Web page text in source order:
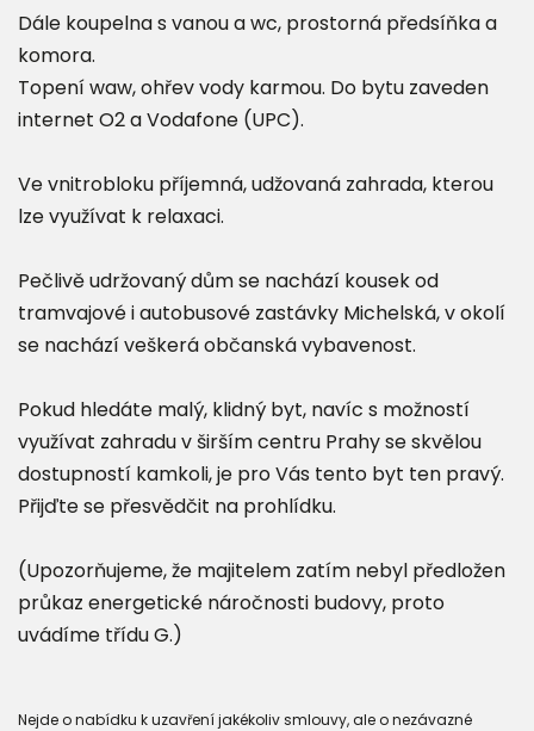
Dále koupelna s vanou a wc, prostorná předsíňka a
komora.
Topení waw, ohřev vody karmou. Do bytu zaveden
internet O2 a Vodafone (UPC).
Ve vnitrobloku příjemná, udžovaná zahrada, kterou
lze využívat k relaxaci.
Pečlivě udržovaný dům se nachází kousek od
tramvajové i autobusové zastávky Michelská, v okolí
se nachází veškerá občanská vybavenost.
Pokud hledáte malý, klidný byt, navíc s možností
využívat zahradu v širším centru Prahy se skvělou
dostupností kamkoli, je pro Vás tento byt ten pravý.
Přijďte se přesvědčit na prohlídku.
(Upozorňujeme, že majitelem zatím nebyl předložen
průkaz energetické náročnosti budovy, proto
uvádíme třídu G.)
Nejde o nabídku k uzavření jakékoliv smlouvy, ale o nezávazné